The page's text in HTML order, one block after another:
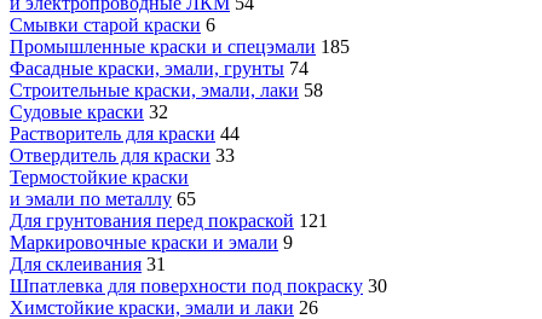
Смывки старой краски 6
Промышленные краски и спецэмали 185
Фасадные краски, эмали, грунты 74
Строительные краски, эмали, лаки 58
Судовые краски 32
Растворитель для краски 44
Отвердитель для краски 33
Термостойкие краски
и эмали по металлу 65
Для грунтования перед покраской 121
Маркировочные краски и эмали 9
Для склеивания 31
Шпатлевка для поверхности под покраску 30
Химстойкие краски, эмали и лаки 26